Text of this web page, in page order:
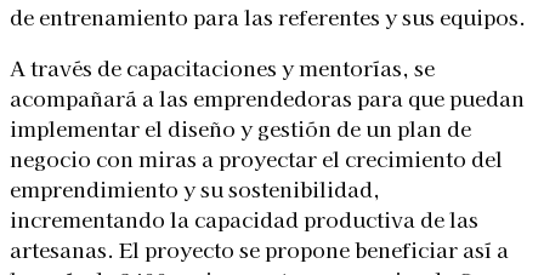
de entrenamiento para las referentes y sus equipos.
A través de capacitaciones y mentorías, se
acompañará a las emprendedoras para que puedan
implementar el diseño y gestión de un plan de
negocio con miras a proyectar el crecimiento del
emprendimiento y su sostenibilidad,
incrementando la capacidad productiva de las
artesanas. El proyecto se propone beneficiar así a